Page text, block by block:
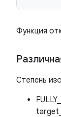
Функция
Степень